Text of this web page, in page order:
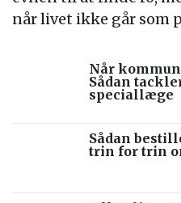
når livet ikke går som
Når
Sådan
speciallæge
Sådan
trin for trin